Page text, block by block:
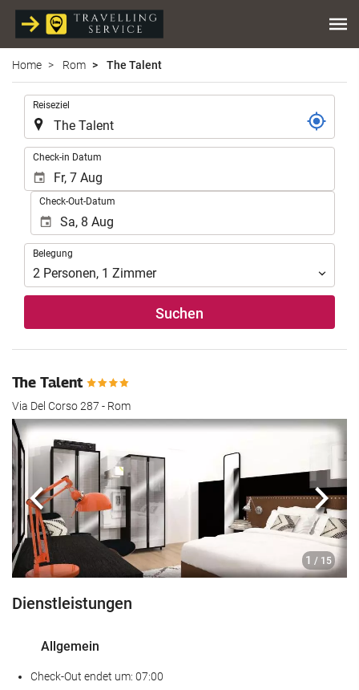
Home Rom The Talent
Reiseziel
Check-in Datum
Check-Out-Datum
Belegung
Belegung
2 Personen, 1 Zimmer
Suchen
The Talent
Via Del Corso 287 - Rom
1 / 15
Zurück
Dienstleistungen
Allgemein
Check-Out endet um: 07:00